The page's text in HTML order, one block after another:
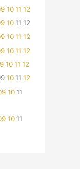
10 11 12
10 11 12
10 11 12
10 11 12
10 11 12
10 11 12
10 11
10 11